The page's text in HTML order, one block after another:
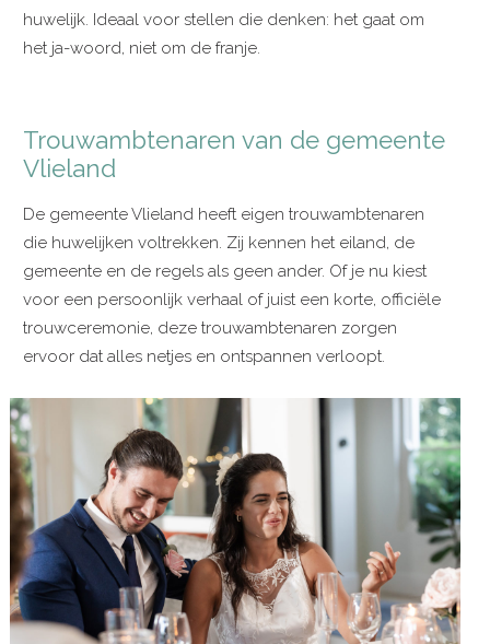
huwelijk. Ideaal voor stellen die denken: het gaat om
het ja-woord, niet om de franje.
Trouwambtenaren van de gemeente
Vlieland
De gemeente Vlieland heeft eigen trouwambtenaren
die huwelijken voltrekken. Zij kennen het eiland, de
gemeente en de regels als geen ander. Of je nu kiest
voor een persoonlijk verhaal of juist een korte, officiële
trouwceremonie, deze trouwambtenaren zorgen
ervoor dat alles netjes en ontspannen verloopt.